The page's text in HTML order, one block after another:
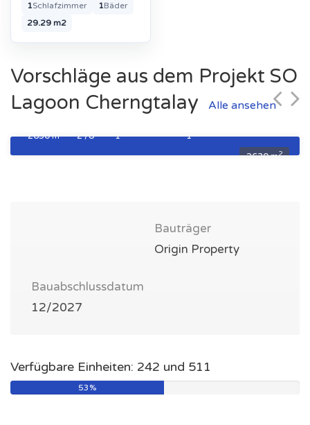
1Schlafzimmer 1Bäder
29.29 m2
Vorschläge aus dem Projekt SO
Lagoon Cherngtalay
Alle ansehen
2630 m2
Appartment-Studio Typ SO SUPERIOR
3 373 000 ฿
2630 m
2 /8
1
1
Bauträger
Origin Property
Bauabschlussdatum
12/2027
Verfügbare Einheiten: 242 und 511
53%